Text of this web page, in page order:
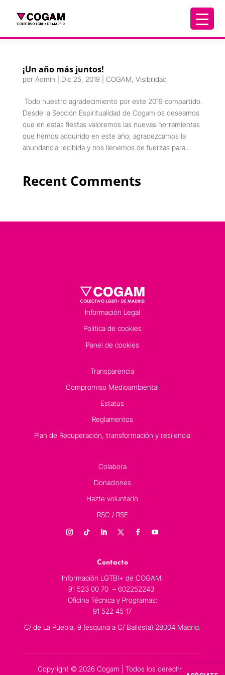
¡Un año más juntos!
por Admin Dic 25, 2019| COGAM Visibilidad
Todo nuestro agradecimiento por este 2019 compartido.
Desde la Sección Espiritualidad de Cogam os deseamos
que en estas fiestas valoremos las nuevas herramientas
que hemos adquirido en este año, agradezcamos la
abundancia recibida y nos llenemos de fuerzas para...
Recent Comments
Información Legal
Política de cookies
Panel de cookies
Transparencia
Compromiso Medioambiental
Estatus
Reglamentos
Plan de Recuperación, transformación y resilencia
Colabora
Donaciones
Hazte voluntario
RSC / RSE
Contacto
Información LGTBI+ de COGAM:
91 523 00 70 – 602252243
Oficina Técnica y Programas:
91 522 45 17
C/ de La Puebla, 9 (esquina a C/ Ballesta),28004 Madrid.
Copyright © 2026 Cogam | Todos los derechos